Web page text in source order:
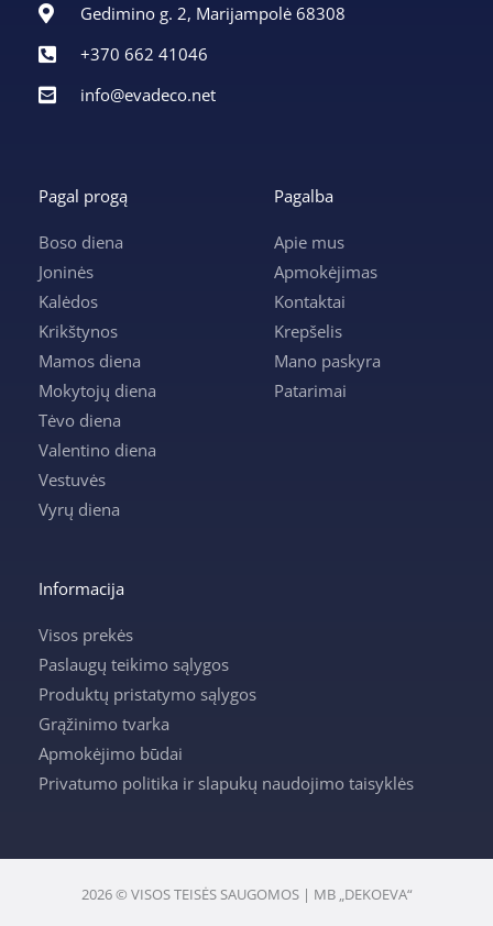
Gedimino g. 2, Marijampolė 68308
+370 662 41046
info@evadeco.net
Pagal progą
Boso diena
Joninės
Kalėdos
Krikštynos
Mamos diena
Mokytojų diena
Tėvo diena
Valentino diena
Vestuvės
Vyrų diena
Pagalba
Apie mus
Apmokėjimas
Kontaktai
Krepšelis
Mano paskyra
Patarimai
Informacija
Visos prekės
Paslaugų teikimo sąlygos
Produktų pristatymo sąlygos
Grąžinimo tvarka
Apmokėjimo būdai
Privatumo politika ir slapukų naudojimo taisyklės
2026 © VISOS TEISĖS SAUGOMOS | MB „DEKOEVA“